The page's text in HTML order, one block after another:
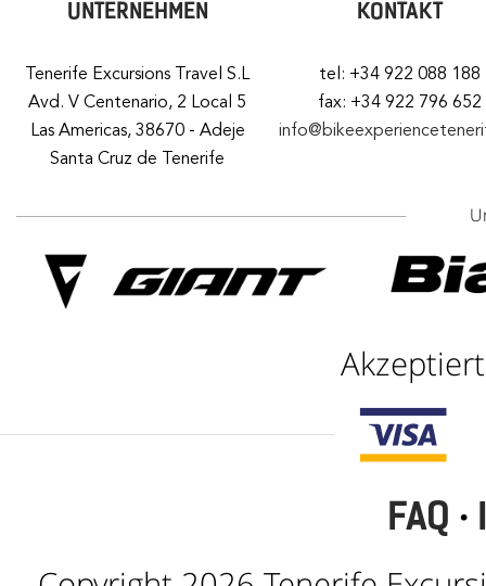
UNTERNEHMEN
Tenerife Excursions Travel S.L
Avd. V Centenario, 2 Local 5
Las Americas, 38670 - Adeje
Santa Cruz de Tenerife
KONTAKT
tel: +34 922 088 188
fax: +34 922 796 652
FAQ ·